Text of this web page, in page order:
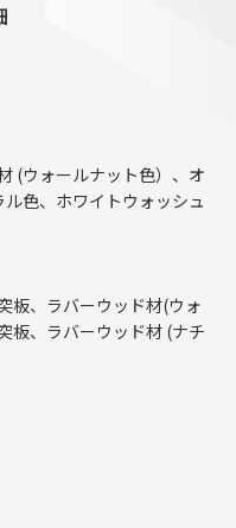
(ウォールナット色）、オ
色、ホワイトウォッシュ
板、ラバーウッド材(ウォ
板、ラバーウッド材 (ナチ